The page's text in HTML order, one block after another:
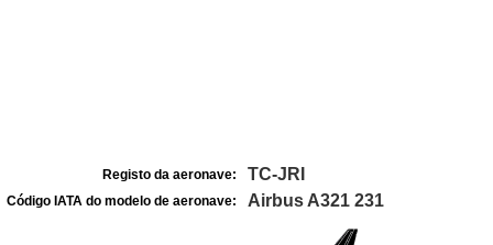
Registo da aeronave: TC-JRI
Código IATA do modelo de aeronave: Airbus A321 231